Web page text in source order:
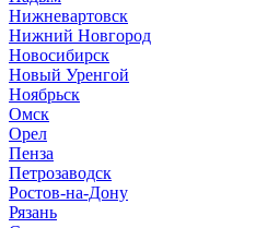
Нижневартовск
Нижний Новгород
Новосибирск
Новый Уренгой
Ноябрьск
Омск
Орел
Пенза
Петрозаводск
Ростов-на-Дону
Рязань